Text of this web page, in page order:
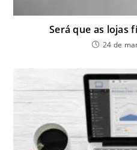
Será que as lojas
24 de